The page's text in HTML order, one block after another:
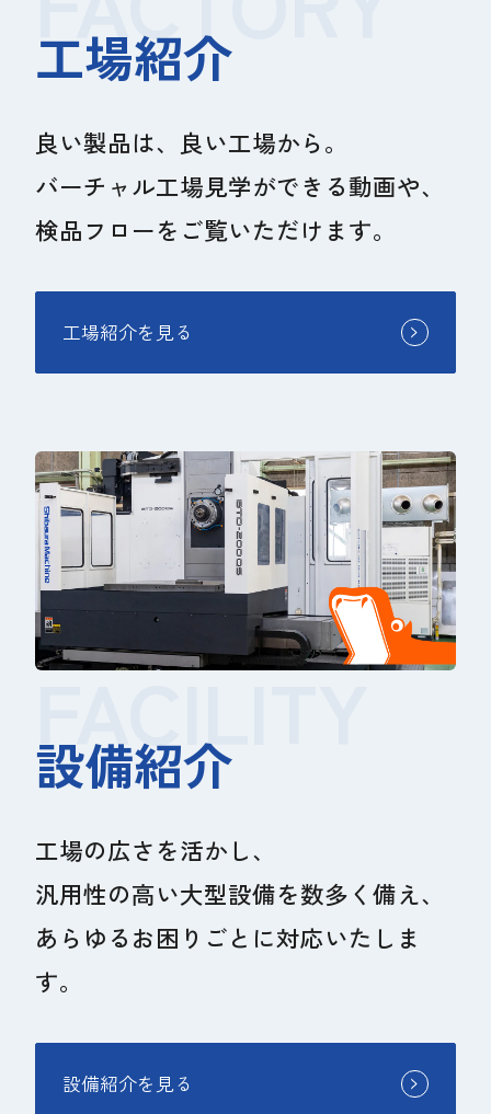
工場紹介
良い製品は、良い工場から。
バーチャル工場見学ができる動画や、
検品フローをご覧いただけます。
工場紹介を見る
FACILITY
設備紹介
工場の広さを活かし、
汎用性の高い大型設備を数多く備え、
あらゆるお困りごとに対応いたしま
す。
設備紹介を見る